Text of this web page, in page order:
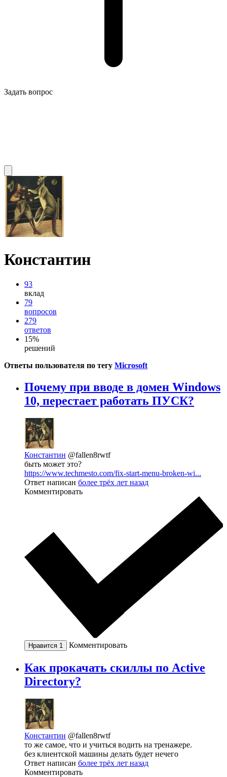
Задать вопрос
Константин
93
вклад
79
вопросов
279
ответов
15%
решений
Ответы пользователя по тегу Microsoft
Почему при вводе в домен Windows
10, перестает работать ПУСК?
Константин @fallen8rwtf
быть может это?
https://www.techmesto.com/fix-start-menu-broken-wi...
Ответ написан более трёх лет назад
Комментировать
Нравится 1 Комментировать
Как прокачать скиллы по Active
Directory?
Константин @fallen8rwtf
то же самое, что и учиться водить на тренажере.
без клиентской машины делать будет нечего
Ответ написан более трёх лет назад
Комментировать